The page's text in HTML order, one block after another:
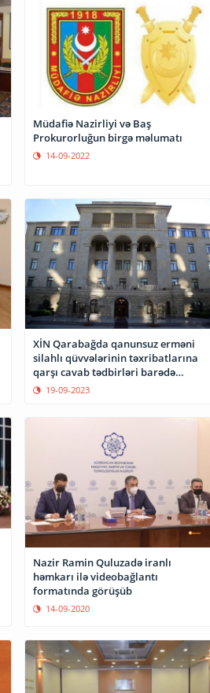
Müdafiə Nazirliyi və Baş
Prokurorluğun birgə məlumatı
14-09-2022
XİN Qarabağda qanunsuz erməni
silahlı qüvvələrinin təxribatlarına
qarşı cavab tədbirləri barədə
bəyanat yayıb
19-09-2023
Nazir Ramin Quluzadə iranlı
həmkarı ilə videobağlantı
formatında görüşüb
14-09-2020